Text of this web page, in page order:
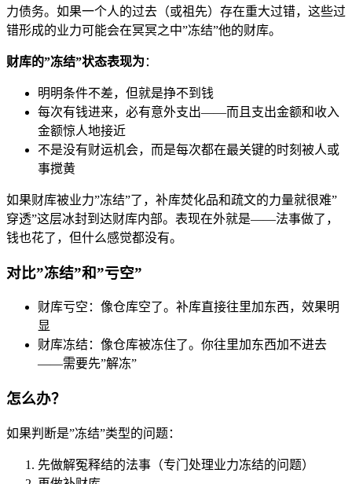
力债务。如果一个人的过去（或祖先）存在重大过错，这些过
错形成的业力可能会在冥冥之中”冻结”他的财库。
财库的”冻结”状态表现为 ：
明明条件不差，但就是挣不到钱
每次有钱进来，必有意外支出——而且支出金额和收入
金额惊人地接近
不是没有财运机会，而是每次都在最关键的时刻被人或
事搅黄
如果财库被业力”冻结”了，补库焚化品和疏文的力量就很难”
穿透”这层冰封到达财库内部。表现在外就是——法事做了，
钱也花了，但什么感觉都没有。
对比”冻结”和”亏空”
财库亏空：像仓库空了。补库直接往里加东西，效果明
显
财库冻结：像仓库被冻住了。你往里加东西加不进去
——需要先”解冻”
怎么办？
如果判断是”冻结”类型的问题：
先做解冤释结的法事（专门处理业力冻结的问题）